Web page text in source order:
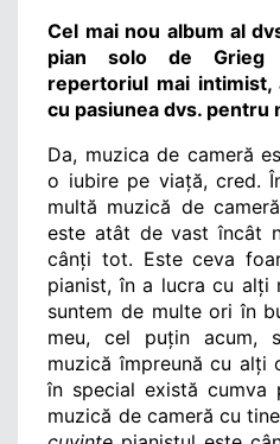
Cel mai nou album al
pian solo de Grieg
repertoriul mai intimist,
cu pasiunea dvs. pentru
Da, muzica de cameră
o iubire pe viață, cred.
multă muzică de
este atât de vast încât
cânți tot. Este ceva
pianist, în a lucra cu alți
suntem de multe ori în
meu, cel puțin acum,
muzică împreună cu alți
în special există cumva
muzică de cameră cu